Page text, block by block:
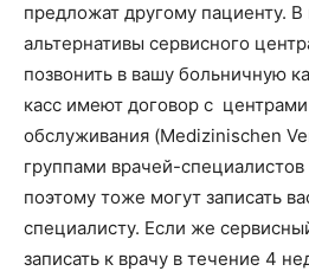
предложат другому пациенту. В
альтернативы сервисного
позвонить в вашу больничную
касс имеют договор с
обслуживания (Medizinischen
группами врачей-
поэтому тоже могут записать
специалисту. Если же
записать к врачу в течение 4